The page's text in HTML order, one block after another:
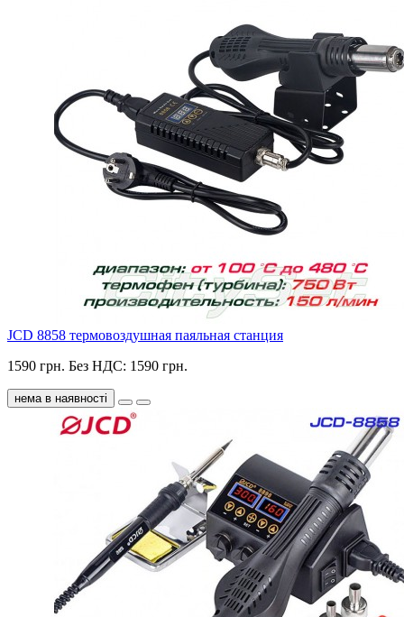
JCD 8858 термовоздушная паяльная станция
1590 грн. Без НДС: 1590 грн.
нема в наявності